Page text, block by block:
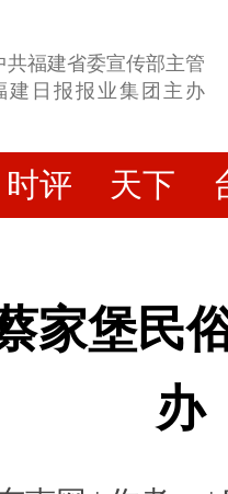
共福建省委宣传部主管
建日报报业集团主办
时评 天下
家堡民
办